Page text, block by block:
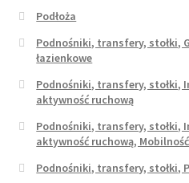
Podłoża
Podnośniki, transfery, stołki,
łazienkowe
Podnośniki, transfery, stołki,
aktywność ruchową
Podnośniki, transfery, stołki,
aktywność ruchową, Mobilność
Podnośniki, transfery, stołki,